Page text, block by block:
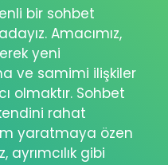
bir sohbet
Amacımız,
yeni
ve samimi ilişkiler
olmaktır. Sohbet
rahat
yaratmaya özen
gibi